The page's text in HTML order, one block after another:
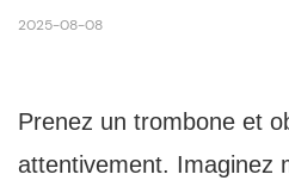
2025-08-08
Prenez un trombone et
attentivement. Imaginez